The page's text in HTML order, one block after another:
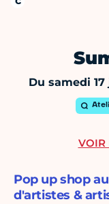
Du samedi
Pop up shop
d'artistes &
VOIR